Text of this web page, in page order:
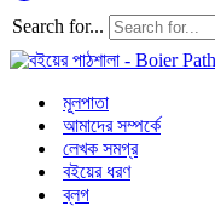
Search for...
মূলপাতা
আমাদের সম্পর্কে
লেখক সমগ্র
বইয়ের ধরণ
ব্লগ